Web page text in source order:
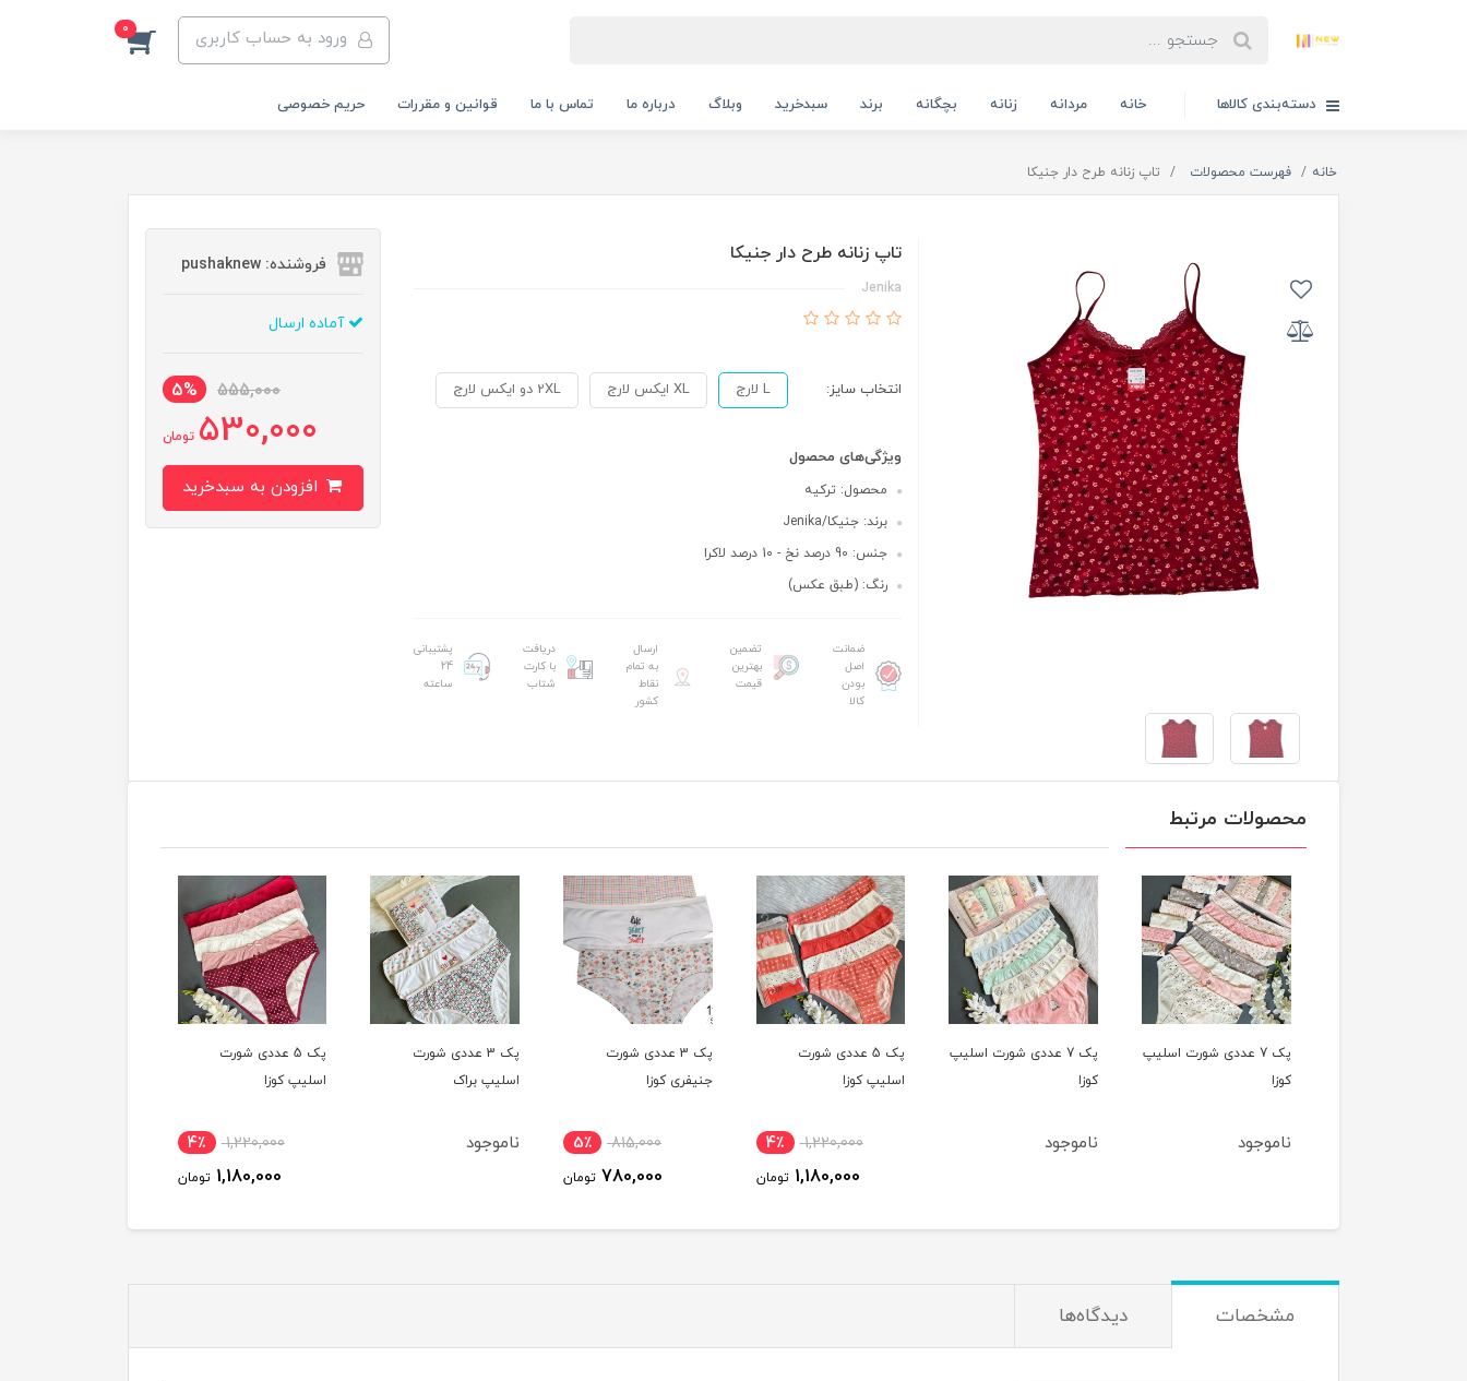
ورود به حساب کاربری 0
دسته‌بندی کالاها خانه مردانه زنانه بچگانه برند سبدخرید وبلاگ درباره ما تماس با ما قوانین و مقررات حریم خصوصی
خانه فهرست محصولات تاپ زنانه طرح دار جنیکا
تاپ زنانه طرح دار جنیکا
Jenika
انتخاب سایز: L لارج XL ایکس لارج 2XL دو ایکس لارج
ویژگی‌های محصول
محصول: ترکیه
برند: جنیکا/Jenika
جنس: 90 درصد نخ - 10 درصد لاکرا
رنگ: (طبق عکس)
ضمانت
اصل
بودن
کالا
تضمین
بهترین
قیمت
ارسال
به تمام
نقاط
کشور
دریافت
با کارت
شتاب
پشتیبانی
24
ساعته
فروشنده: pushaknew
آماده ارسال
555,000
5%
530,000 تومان
محصولات مرتبط
پک 7 عددی شورت اسلیپ
کوزا
ناموجود
پک 5 عددی شورت
اسلیپ کوزا
1,220,000
پک 3 عددی شورت
جنیفری کوزا
815,000 5٪
780,000 تومان
پک 3 عددی شورت
اسلیپ براک
ناموجود
پک 5 عددی شورت
اسلیپ کوزا
1,220,000
پک 5 عددی شورت
اسلیپ کوزا
ناموجود
مشخصات دیدگاه‌ها